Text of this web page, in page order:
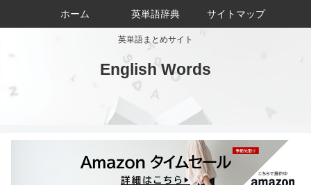
英単語まとめサイト
English Words
ホーム 英単語辞典 サイトマップ